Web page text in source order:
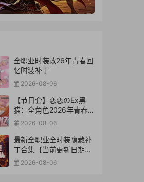
全职业时装改26年青春回
忆时装补丁
2026-08-06
【节日套】恋恋のEx黑
猫：全角色2026年青春回
忆时装代码
2026-08-06
最新全职业全时装隐藏补
丁合集【当前更新日期：
2026-8-06】
2026-08-06